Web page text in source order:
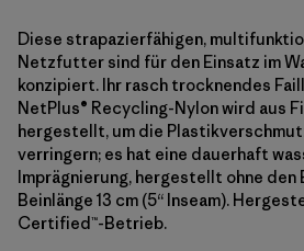
Diese strapazierfähigen,
Netzfutter sind für den Einsatz im
konzipiert. Ihr rasch trocknendes
NetPlus® Recycling-Nylon wird aus
hergestellt, um die
verringern; es hat eine dauerhaft
Imprägnierung, hergestellt ohne den
Beinlänge 13 cm (5“ Inseam).
Certified™-Betrieb.